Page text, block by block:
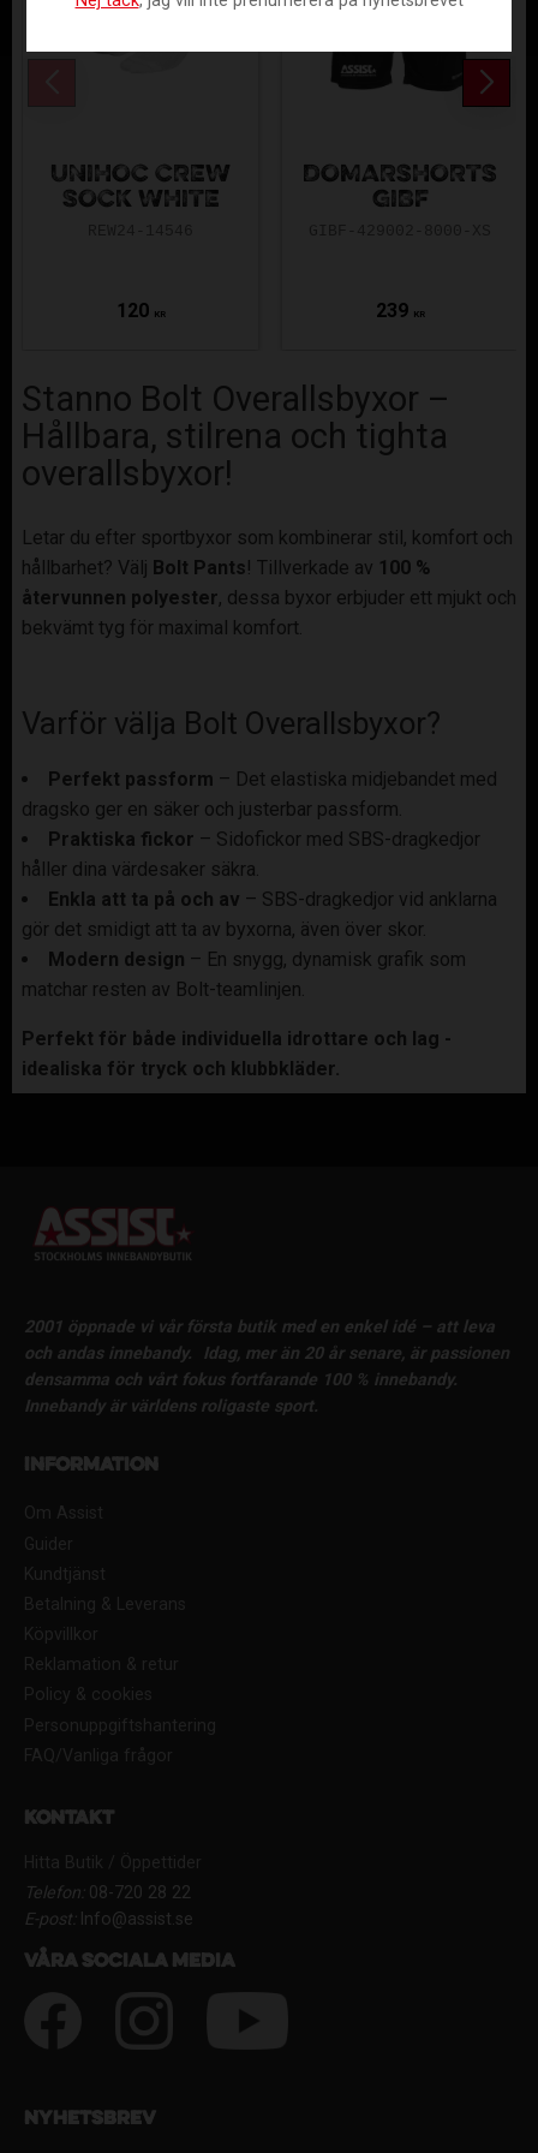
UNIHOC CREW
SOCK WHITE
120 KR
DOMARSHORTS
GIBF
239 KR
Stanno Bolt Overallsbyxor –
Hållbara, stilrena och tighta
overallsbyxor!
Letar du efter sportbyxor som kombinerar stil, komfort och
hållbarhet? Välj Bolt Pants! Tillverkade av 100 %
återvunnen polyester, dessa byxor erbjuder ett mjukt och
bekvämt tyg för maximal komfort.
Varför välja Bolt Overallsbyxor?
Perfekt passform – Det elastiska midjebandet med
dragsko ger en säker och justerbar passform.
Praktiska fickor – Sidofickor med SBS-dragkedjor
håller dina värdesaker säkra.
Enkla att ta på och av – SBS-dragkedjor vid anklarna
gör det smidigt att ta av byxorna, även över skor.
Modern design – En snygg, dynamisk grafik som
matchar resten av Bolt-teamlinjen.
Perfekt för både individuella idrottare och lag -
idealiska för tryck och klubbkläder.
2001 öppnade vi vår första butik med en enkel idé – att leva
och andas innebandy.
Idag, mer än 20 år senare, är passionen
densamma och vårt fokus fortfarande 100 % innebandy.
Innebandy är världens roligaste sport.
Information
Om Assist
Guider
Kundtjänst
Betalning & Leverans
Köpvillkor
Reklamation & retur
Policy & cookies
Personuppgiftshantering
FAQ/Vanliga frågor
Kontakt
Hitta Butik / Öppettider
Telefon:08-720 28 22
E-post:Info@assist.se
Våra sociala media
Nyhetsbrev